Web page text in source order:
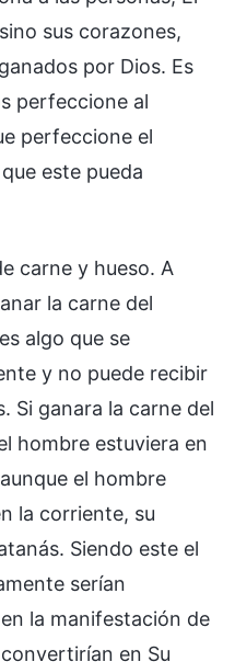
sus corazones,
por Dios. Es
perfeccione al
perfeccione el
este pueda
carne y hueso. A
la carne del
algo que se
y no puede recibir
Si ganara la carne del
hombre estuviera en
el hombre
la corriente, su
Siendo este el
serían
la manifestación de
en Su